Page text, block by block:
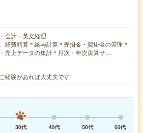
会計・英文経理
経費精算＊給与計算＊売掛金・買掛金の管理＊
売上データの集計＊月次・年次決算サ…
経験があれば大丈夫です
30代 40代 50代
60代